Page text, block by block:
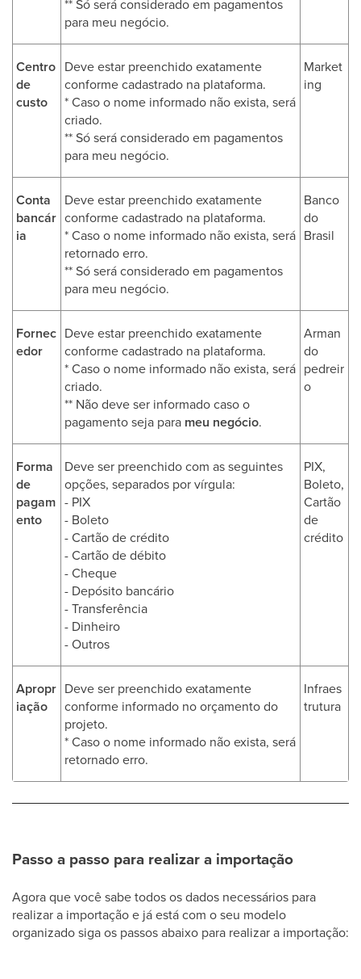
** Só será considerado em pagamentos
para meu negócio.
Centro
de
custo
Deve estar preenchido exatamente
conforme cadastrado na plataforma.
* Caso o nome informado não exista, será
criado.
** Só será considerado em pagamentos
para meu negócio.
Market
ing
Conta
bancár
ia
Deve estar preenchido exatamente
conforme cadastrado na plataforma.
* Caso o nome informado não exista, será
retornado erro.
** Só será considerado em pagamentos
para meu negócio.
Banco
do
Brasil
Fornec
edor
Deve estar preenchido exatamente
conforme cadastrado na plataforma.
* Caso o nome informado não exista, será
criado.
** Não deve ser informado caso o
pagamento seja para meu negócio.
Arman
do
pedreir
o
Forma
de
pagam
ento
Deve ser preenchido com as seguintes
opções, separados por vírgula:
- PIX
- Boleto
- Cartão de crédito
- Cartão de débito
- Cheque
- Depósito bancário
- Transferência
- Dinheiro
- Outros
PIX,
Boleto,
Cartão
de
crédito
Apropr
iação
Deve ser preenchido exatamente
conforme informado no orçamento do
projeto.
* Caso o nome informado não exista, será
retornado erro.
Infraes
trutura
Passo a passo para realizar a importação
Agora que você sabe todos os dados necessários para
realizar a importação e já está com o seu modelo
organizado siga os passos abaixo para realizar a importação: